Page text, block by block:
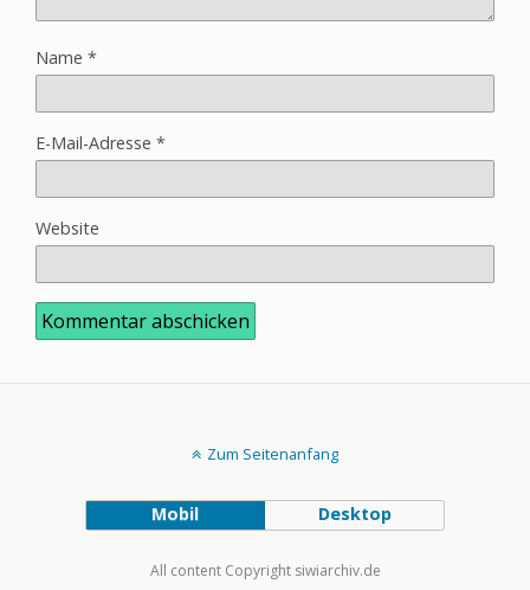
Name *
E-Mail-Adresse *
Website
Zum Seitenanfang
Mobil Desktop
All content Copyright siwiarchiv.de